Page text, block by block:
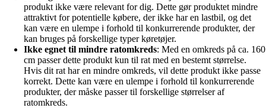
produkt ikke være relevant for dig. Dette gør produktet mindre
attraktivt for potentielle købere, der ikke har en lastbil, og det
kan være en ulempe i forhold til konkurrerende produkter, der
kan bruges på forskellige typer køretøjer.
Ikke egnet til mindre ratomkreds: Med en omkreds på ca. 160
cm passer dette produkt kun til rat med en bestemt størrelse.
Hvis dit rat har en mindre omkreds, vil dette produkt ikke passe
korrekt. Dette kan være en ulempe i forhold til konkurrerende
produkter, der måske passer til forskellige størrelser af
ratomkreds.